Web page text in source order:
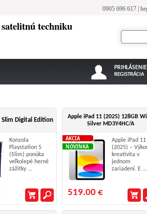
0905 696 617
techniku
PRIHLÁSENIE
REGISTRÁCIA
Slim Digital Edition
Konzola
Playstation 5
(Slim) ponúka
veľkolepé herné
zážitky ...
Apple iPad 11 (2025) 128GB
Silver MD3Y4HC/A
AKCIA
NOVINKA
Apple iPad 11
(2025) –
kreativita v
jednom
zariadení. E ...
519.00 €